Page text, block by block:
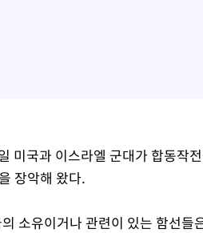
미국과 이스라엘 군대가 합동작
장악해 왔다.
소유이거나 관련이 있는 함선